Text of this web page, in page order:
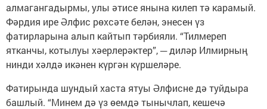
алмагангадырмы, улы әтисе янына килеп тә карамый.
Фәрдия ире Әлфис рөхсәте белән, энесен үз
фатирларына алып кайтып тәрбияли. “Тилмереп
ятканчы, котылуы хәерлерәктер”, ─ диләр Илмирның
нинди хәлдә икәнен күргән күршеләре.
Фатирында шундый хаста ятуы Әлфисне дә туйдыра
башлый. “Минем дә үз өемдә тынычлап, кешечә